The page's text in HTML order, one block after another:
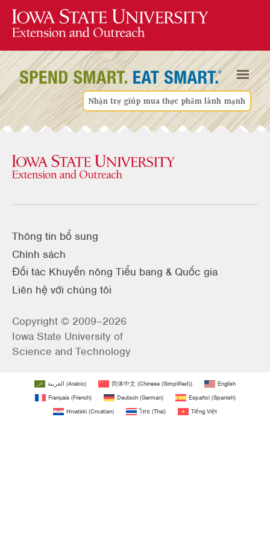
Nhận trợ giúp mua thực phẩm lành mạnh
Thông tin bổ sung
Chính sách
Đối tác Khuyến nông Tiểu bang & Quốc gia
Liên hệ với chúng tôi
Copyright © 2009–2026
Iowa State University of
Science and Technology
العربية (Arabic) 简体中文 (Chinese (Simplified))
English
Français(French) Deutsch(German) Español(Spanish)
Hrvatski (Croatian) ไทย (Thai) Tiếng Việt